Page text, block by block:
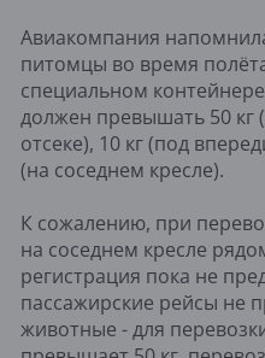
Авиакомпания
питомцы во время
специальном
должен превышать 50 кг
отсеке), 10 кг (под
(на соседнем кресле).
К сожалению, при
на соседнем кресле
регистрация пока не
пассажирские рейсы не
животные - для